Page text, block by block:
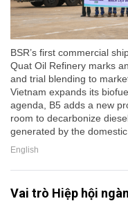
BSR’s first commercial
Quat Oil Refinery marks
and trial blending to
Vietnam expands its
agenda, B5 adds a new
room to decarbonize
generated by the
English
Vai trò Hiệp hội